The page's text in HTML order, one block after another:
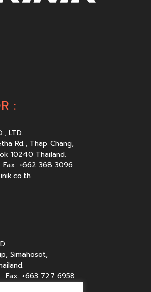
:
LTD.
Rd., Thap Chang,
10240 Thailand.
+662 368 3096
Simahosot,
+663 727 6958